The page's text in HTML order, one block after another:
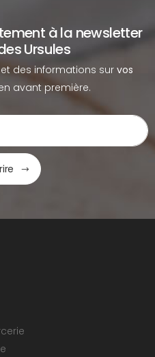
à la newsletter
Ursules
des informations sur vos
avant première.